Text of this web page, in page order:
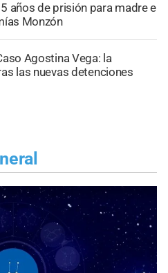
años de prisión para madre e
Monzón
Agostina Vega: la
las nuevas detenciones